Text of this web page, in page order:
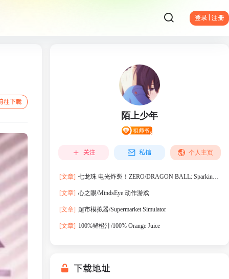
登录 | 注册
往下载
陌上少年
关注 私信 个人主页
[文章] 七龙珠 电光炸裂！ZERO/DRAGON BALL: Sparking!
[文章] 心之眼/MindsEye 动作‎游戏
[文章] 超市模拟器/Supermarket Simulator
[文章] 100%鲜橙汁/100% Orange Juice
下载地址